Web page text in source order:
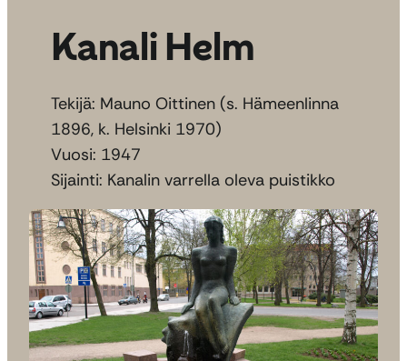
Kanali Helm
Tekijä: Mauno Oittinen (s. Hämeenlinna
1896, k. Helsinki 1970)
Vuosi: 1947
Sijainti: Kanalin varrella oleva puistikko